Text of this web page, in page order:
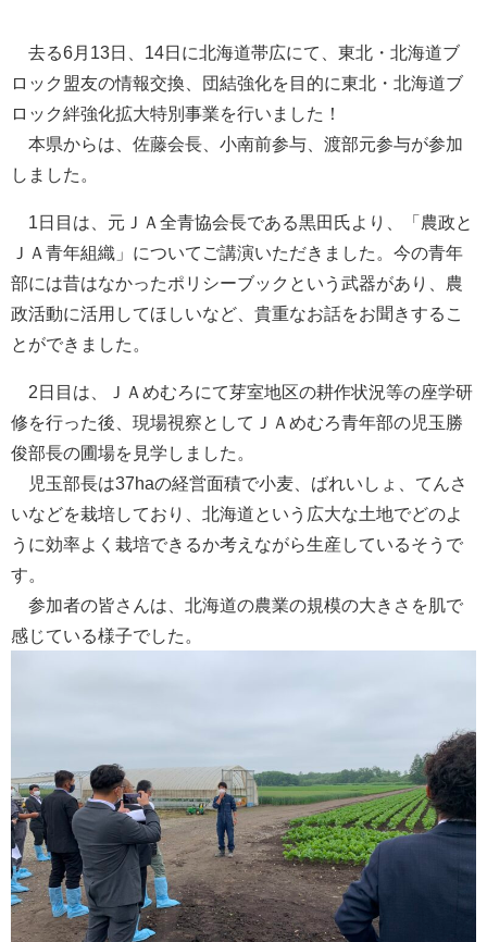
去る6月13日、14日に北海道帯広にて、東北・北海道ブ
ロック盟友の情報交換、団結強化を目的に東北・北海道ブ
ロック絆強化拡大特別事業を行いました！
本県からは、佐藤会長、小南前参与、渡部元参与が参加
しました。
1日目は、元ＪＡ全青協会長である黒田氏より、「農政と
ＪＡ青年組織」についてご講演いただきました。今の青年
部には昔はなかったポリシーブックという武器があり、農
政活動に活用してほしいなど、貴重なお話をお聞きするこ
とができました。
2日目は、ＪＡめむろにて芽室地区の耕作状況等の座学研
修を行った後、現場視察としてＪＡめむろ青年部の児玉勝
俊部長の圃場を見学しました。
児玉部長は37haの経営面積で小麦、ばれいしょ、てんさ
いなどを栽培しており、北海道という広大な土地でどのよ
うに効率よく栽培できるか考えながら生産しているそうで
す。
参加者の皆さんは、北海道の農業の規模の大きさを肌で
感じている様子でした。